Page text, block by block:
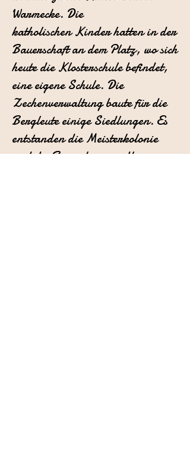
Warmecke. Die
katholischenKinder hatten in der
Bauerschaft an dem Platz, wo sich
heute die Klosterschulebefindet,
eine eigene Schule. Die
Zechenverwaltung baute für die
Bergleute einige Siedlungen. Es
entstandendie Meisterkolonie
und die Beisenkampsiedlung,